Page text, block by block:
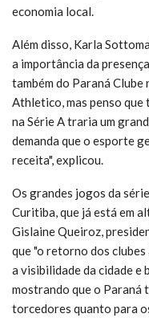
economia local.
Além disso, Karla
a importância da
também do Paraná
Athletico, mas penso
na Série A traria um
demanda que o esporte
receita", explicou.
Os grandes jogos da
Curitiba, que já está em
Gislaine Queiroz,
que "o retorno dos
a visibilidade da cidade e
mostrando que o Paraná
torcedores quanto para